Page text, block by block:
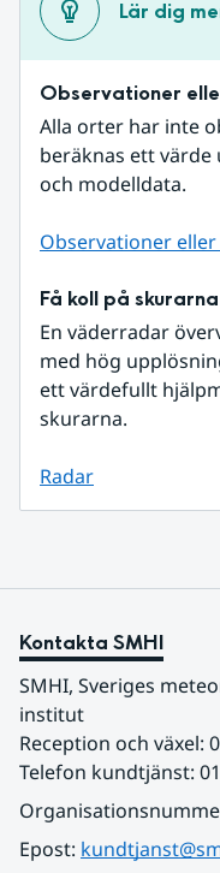
Lär dig
Observationer
Alla orter har inte
beräknas ett
och modelldata.
Observationer
Få koll på skurarna
En väderradar
med hög
ett värdefullt
skurarna.
Radar
Kontakta SMHI
SMHI, Sveriges
institut
Reception och växel:
Telefon kundtjänst:
Epost: